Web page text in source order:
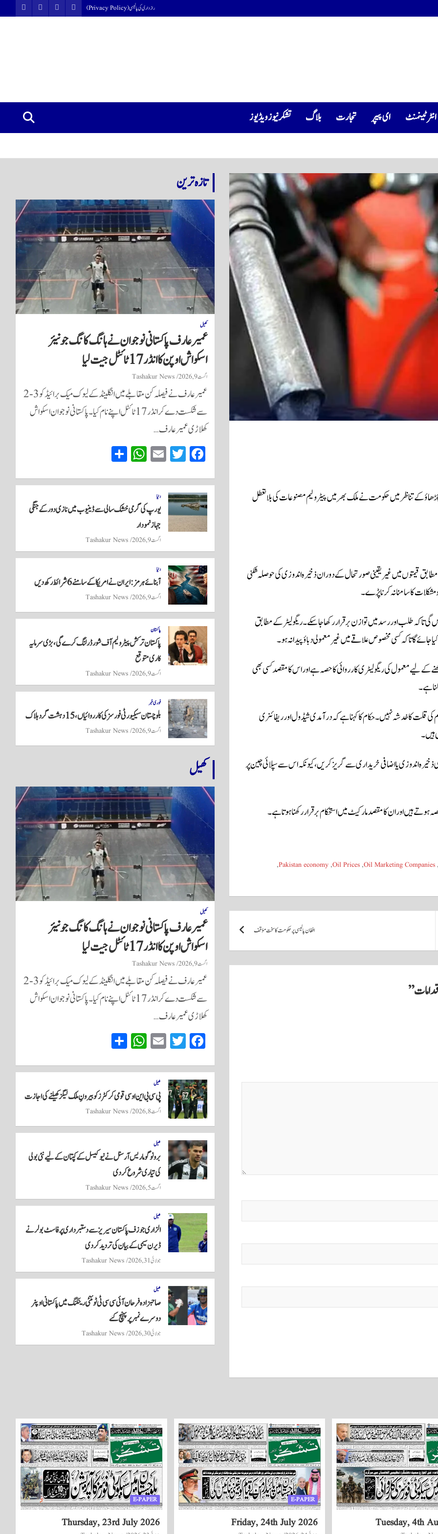
رازداری کی پالیسی (Privacy Policy)
انٹرٹینمنٹ ای پیپر تجارت بلاگ تشکرنیوز ویڈیوز
چڑھاؤ کے تناظر میں حکومت نے ملک بھر میں پیٹرولیم مصنوعات کی بلا تعطل
قیمتوں میں غیر یقینی صورتحال کے دوران ذخیرہ اندوزی کی حوصلہ شکنی
کا سامنا نہ کرنا پڑے۔
گی تاکہ طلب اور رسد میں توازن برقرار رکھا جا سکے۔ ریگولیٹر کے مطابق
گا تاکہ کسی مخصوص علاقے میں غیر معمولی دباؤ پیدا نہ ہو۔
کے لیے معمول کی ریگولیٹری کارروائی کا حصہ ہے اور اس کا مقصد کسی بھی
ہے۔
قلت کا خدشہ نہیں۔ حکام کا کہنا ہے کہ درآمدی شیڈول اور ریفائنری
ہیں۔
اندوزی یا اضافی خریداری سے گریز کریں، کیونکہ اس سے سپلائی چین پر
ہوتے ہیں اور ان کا مقصد مارکیٹ میں استحکام برقرار رکھنا ہوتا ہے۔
,
Oil Marketing Companies
,
Oil Prices
,
Pakistan economy
,
افغان پالیسی پر حکومت کا سخت مؤقف
”
تازہ ترین
کھیل
عمیر عارف پاکستانی نوجوان نے ہانگ کانگ جونیئر
اسکواش اوپن کا انڈر 17 ٹائٹل جیت لیا
اگست 9, 2026 Tashakur News
عمیر عارف نے فیصلہ کن مقابلے میں انگلینڈ کے لیوک میک برائیڈ کو 3-2
سے شکست دے کر انڈر 17 ٹائٹل اپنے نام کیا۔ پاکستانی نوجوان اسکواش
کھلاڑی عمیر عارف…
Fa
ce
bo
ok
T
wi
tte
r
E
m
ail
W
ha
ts
A
pp
re
دنیا
یورپ کی گرمی خشک سالی سے ڈینیوب میں نازی دور کے جنگی
جہاز نمودار
اگست 9, 2026 Tashakur News
دنیا
آبنائے ہرمز: ایران نے امریکا کے سامنے 6 شرائط رکھ دیں
اگست 9, 2026 Tashakur News
پاکستان
پاکستان ترکش پیٹرولیم آف شور ڈرلنگ کرے گی، بڑی سرمایہ
کاری متوقع
اگست 9, 2026 Tashakur News
فوری خبر
بلوچستان سیکیورٹی فورسز کی کارروائیاں، 15 دہشت گرد ہلاک
اگست 9, 2026 Tashakur News
کھیل
کھیل
عمیر عارف پاکستانی نوجوان نے ہانگ کانگ جونیئر
اسکواش اوپن کا انڈر 17 ٹائٹل جیت لیا
اگست 9, 2026 Tashakur News
عمیر عارف نے فیصلہ کن مقابلے میں انگلینڈ کے لیوک میک برائیڈ کو 3-2
سے شکست دے کر انڈر 17 ٹائٹل اپنے نام کیا۔ پاکستانی نوجوان اسکواش
کھلاڑی عمیر عارف…
Fa
ce
bo
ok
T
wi
tte
r
E
m
ail
W
ha
ts
A
pp
re
کھیل
پی سی بی این او سی قومی کرکٹرز کو بیرونِ ملک لیگز کھیلنے کی اجازت
اگست 8, 2026 Tashakur News
کھیل
برونو گوماریس آرسنل نے نیو کیسل کے کپتان کے لیے نئی بولی
کی تیاری شروع کر دی
اگست 5, 2026 Tashakur News
کھیل
الزاری جوزف پاکستان سیریز سے دستبرداری پر فاسٹ بولر نے
ڈیرن سیمی کے بیان کی تردید کر دی
جولائی 31, 2026 Tashakur News
کھیل
صاحبزادہ فرحان آئی سی سی ٹی ٹوئنٹی رینکنگ میں پاکستانی اوپنر
دوسرے نمبر پر پہنچ گئے
جولائی 30, 2026 Tashakur News
Tuesday, 4th
E-PAPER
Friday, 24th July 2026
E-PAPER
Thursday, 23rd July 2026